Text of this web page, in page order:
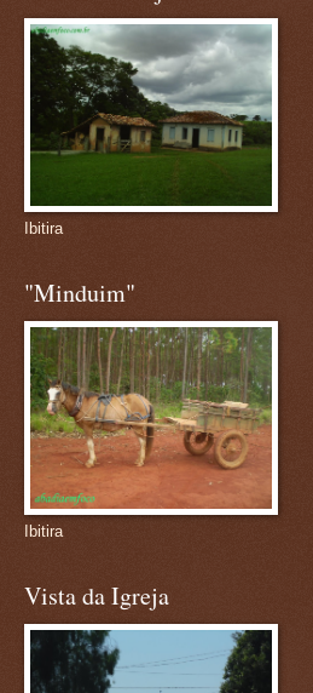
Ibitira
"Minduim"
Ibitira
Vista da Igreja